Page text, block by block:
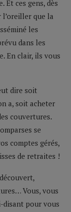
Et ces gens, dès
l’oreiller que la
les
dans les
En clair, ils vous
dire soit
a, soit acheter
couvertures.
se
comptes gérés,
de retraites !
Vous, vous
disant pour vous